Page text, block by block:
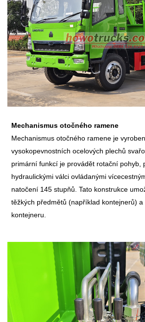
Mechanismus otočného ramene
Mechanismus otočného ramene je
vysokopevnostních ocelových plechů
primární funkcí je provádět rotační pohyb,
hydraulickými válci ovládanými
natočení 145 stupňů. Tato konstrukce
těžkých předmětů (například kontejnerů)
kontejneru.